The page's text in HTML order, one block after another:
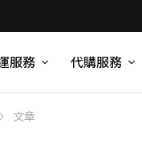
服務 代購服務
文章